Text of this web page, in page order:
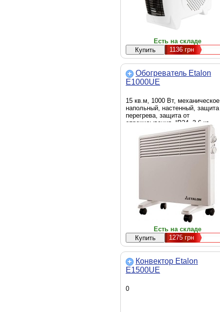
Есть на складе
1136грн
Обогреватель Etalon
E1000UE
15 кв.м, 1000 Вт,
напольный, настенный, защита
перегрева, защита от
опрокидывания, IP24, 3.6 кг,
белый, конвектор
Есть на складе
1275 грн
Конвектор Etalon
E1500UE
0